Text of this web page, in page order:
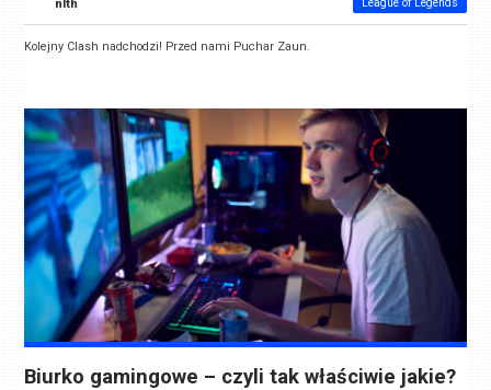
League of Legends
Kolejny Clash nadchodzi! Przed nami Puchar Zaun.
Biurko gamingowe – czyli tak właściwie jakie?